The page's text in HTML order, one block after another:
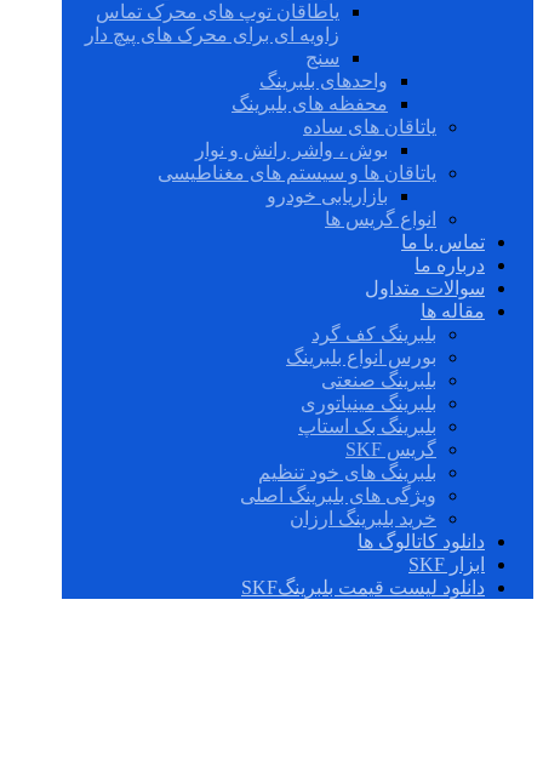
یاطاقان توپ های محرک تماس
زاویه ای برای محرک های پیچ دار
سنج
واحدهای بلبرینگ
محفظه های بلبرینگ
یاتاقان های ساده
بوش ، واشر رانش و نوار
یاتاقان ها و سیستم های مغناطیسی
بازاریابی خودرو
انواع گریس ها
تماس با ما
درباره ما
سوالات متداول
مقاله ها
بلبرینگ کف گرد
بورس انواع بلبرینگ
بلبرینگ صنعتی
بلبرینگ مینیاتوری
بلبرینگ بک استاپ
گریس SKF
بلبرینگ های خود تنظیم
ویژگی های بلبرینگ اصلی
خرید بلبرینگ ارزان
دانلود کاتالوگ ها
ابزار SKF
دانلود لیست قیمت بلبرینگSKF